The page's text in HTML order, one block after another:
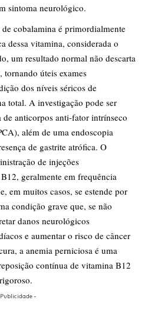
sintoma neurológico.
cobalamina é primordialmente
dessa vitamina, considerada o
um resultado normal não descarta
tornando úteis exames
dos níveis séricos de
total. A investigação pode ser
de anticorpos anti-fator intrínseco
além de uma endoscopia
de gastrite atrófica. O
de injeções
geralmente em frequência
em muitos casos, se estende por
condição grave que, se não
danos neurológicos
e aumentar o risco de câncer
a anemia perniciosa é uma
contínua de vitamina B12
-